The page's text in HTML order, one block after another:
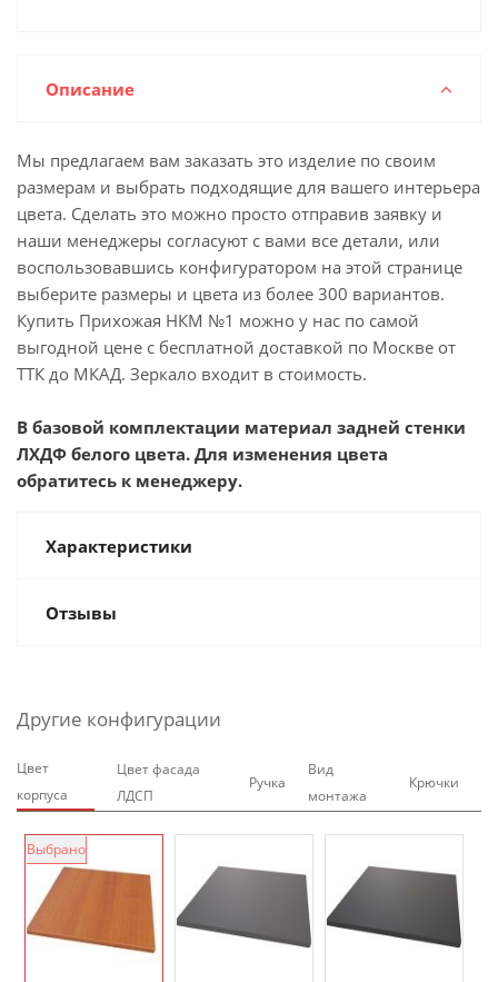
Описание
Мы предлагаем вам заказать это изделие по своим
размерам и выбрать подходящие для вашего интерьера
цвета. Сделать это можно просто отправив заявку и
наши менеджеры согласуют с вами все детали, или
воспользовавшись конфигуратором на этой странице
выберите размеры и цвета из более 300 вариантов.
Купить Прихожая НКМ №1 можно у нас по самой
выгодной цене с бесплатной доставкой по Москве от
ТТК до МКАД. Зеркало входит в стоимость.
В базовой комплектации материал задней стенки
ЛХДФ белого цвета. Для изменения цвета
обратитесь к менеджеру.
Характеристики
Отзывы
Другие конфигурации
Цвет
корпуса
Цвет фасада
ЛДСП
Ручка
Вид
монтажа
Крючки
Выбрано